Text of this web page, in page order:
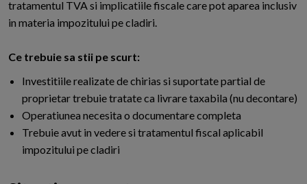
tratamentul TVA si implicatiile fiscale care pot aparea inclusiv
in materia impozitului pe cladiri.
Ce trebuie sa stii pe scurt:
Investitiile realizate de chirias si suportate partial de
proprietar trebuie tratate ca livrare taxabila (nu decontare)
Operatiunea necesita o documentare completa
Trebuie avut in vedere si tratamentul fiscal aplicabil
impozitului pe cladiri